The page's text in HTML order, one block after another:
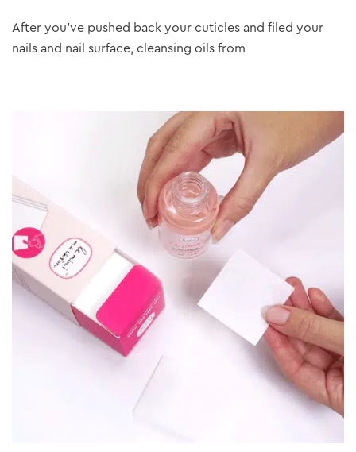
After you’ve pushed back your cuticles and filed your
nails and nail surface, cleansing oils from